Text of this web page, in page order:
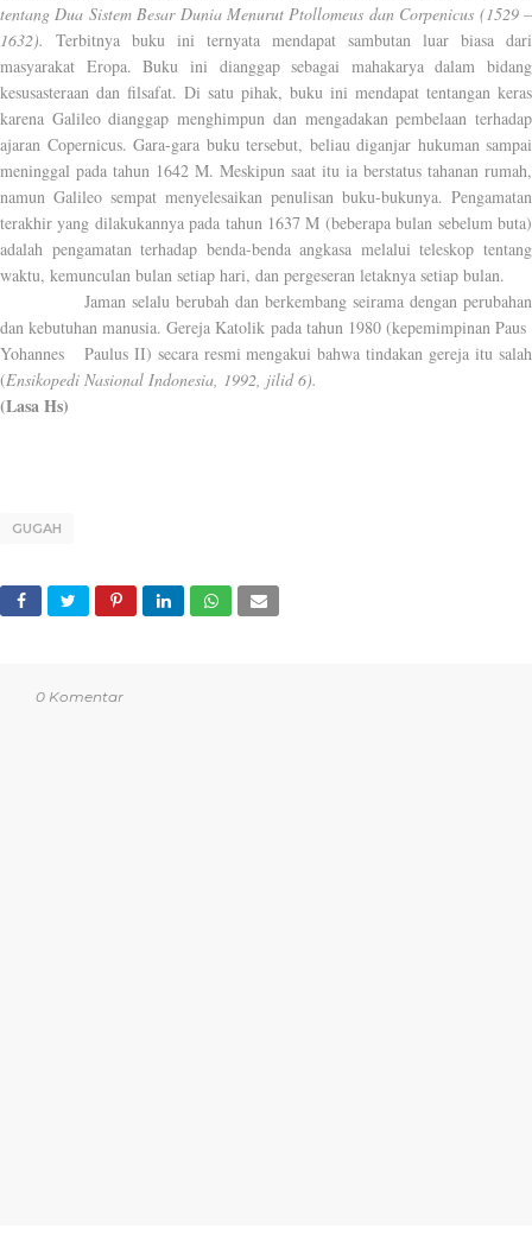
tentang Dua Sistem Besar Dunia Menurut Ptollomeus dan Corpenicus (1529 –
1632).
Terbitnya buku ini ternyata mendapat sambutan luar biasa dari
masyarakat Eropa. Buku ini dianggap sebagai mahakarya dalam bidang
kesusasteraan dan filsafat. Di satu pihak, buku ini mendapat tentangan keras
karena Galileo dianggap menghimpun dan mengadakan pembelaan terhadap
ajaran Copernicus. Gara-gara buku tersebut, beliau diganjar hukuman sampai
meninggal pada tahun 1642 M. Meskipun saat itu ia berstatus tahanan rumah,
namun Galileo sempat menyelesaikan penulisan buku-bukunya. Pengamatan
terakhir yang dilakukannya pada tahun 1637 M (beberapa bulan sebelum buta)
adalah pengamatan terhadap benda-benda angkasa melalui teleskop tentang
waktu, kemunculan bulan setiap hari, dan pergeseran letaknya setiap bulan.
Jaman selalu berubah dan berkembang seirama dengan perubahan
dan kebutuhan manusia. Gereja Katolik pada tahun 1980 (kepemimpinan Paus
Yohannes
Paulus II) secara resmi mengakui bahwa tindakan gereja itu salah
(Ensikopedi Nasional Indonesia, 1992, jilid 6).
(Lasa Hs)
GUGAH
0 Komentar